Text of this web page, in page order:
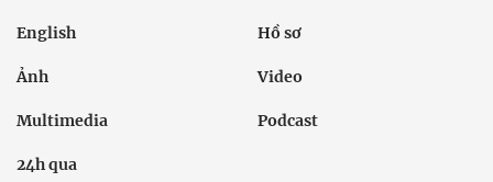
English Hồ sơ
Ảnh Video
Multimedia Podcast
24h qua